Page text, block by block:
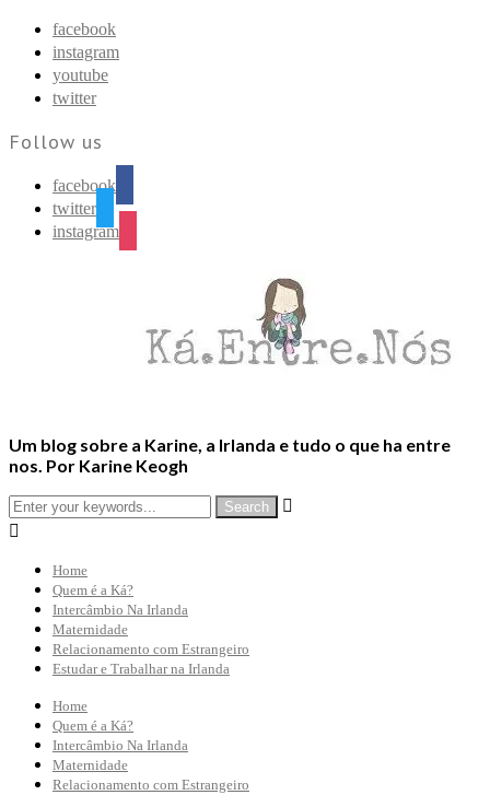
facebook
instagram
youtube
twitter
Follow us
facebook
twitter
instagram
Um blog sobre a Karine, a Irlanda e tudo o que ha entre
nos. Por Karine Keogh


Home
Quem é a Ká?
Intercâmbio Na Irlanda
Maternidade
Relacionamento com Estrangeiro
Estudar e Trabalhar na Irlanda
Home
Quem é a Ká?
Intercâmbio Na Irlanda
Maternidade
Relacionamento com Estrangeiro